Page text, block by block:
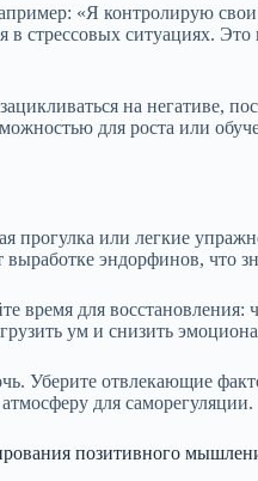
«Я контролирую свои
стрессовых ситуациях.
на негативе,
для роста или
прогулка или легкие
эндорфинов, что
время для восстановления:
ум и снизить
Уберите отвлекающие
для саморегуляции.
позитивного